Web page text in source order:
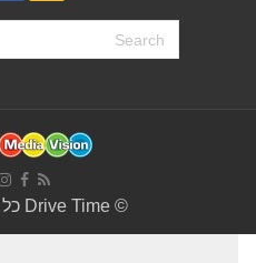
A Site by